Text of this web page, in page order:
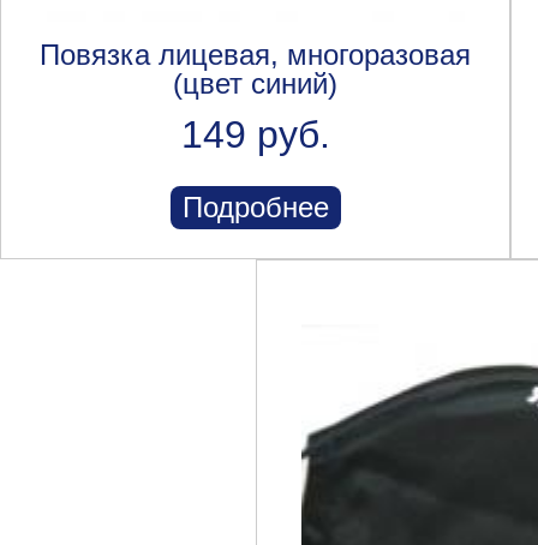
Повязка лицевая, многоразовая
(цвет синий)
149 руб.
Подробнее